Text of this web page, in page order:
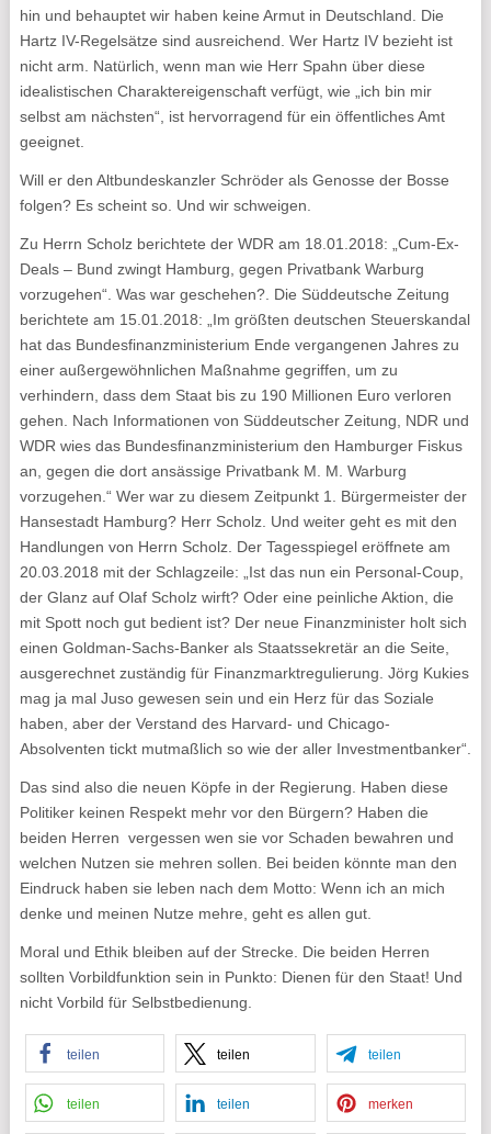
hin und behauptet wir haben keine Armut in Deutschland. Die
Hartz IV-Regelsätze sind ausreichend. Wer Hartz IV bezieht ist
nicht arm. Natürlich, wenn man wie Herr Spahn über diese
idealistischen Charaktereigenschaft verfügt, wie „ich bin mir
selbst am nächsten“, ist hervorragend für ein öffentliches Amt
geeignet.
Will er den Altbundeskanzler Schröder als Genosse der Bosse
folgen? Es scheint so. Und wir schweigen.
Zu Herrn Scholz berichtete der WDR am 18.01.2018: „Cum-Ex-
Deals – Bund zwingt Hamburg, gegen Privatbank Warburg
vorzugehen“. Was war geschehen?. Die Süddeutsche Zeitung
berichtete am 15.01.2018: „Im größten deutschen Steuerskandal
hat das Bundesfinanzministerium Ende vergangenen Jahres zu
einer außergewöhnlichen Maßnahme gegriffen, um zu
verhindern, dass dem Staat bis zu 190 Millionen Euro verloren
gehen. Nach Informationen von Süddeutscher Zeitung, NDR und
WDR wies das Bundesfinanzministerium den Hamburger Fiskus
an, gegen die dort ansässige Privatbank M. M. Warburg
vorzugehen.“ Wer war zu diesem Zeitpunkt 1. Bürgermeister der
Hansestadt Hamburg? Herr Scholz. Und weiter geht es mit den
Handlungen von Herrn Scholz. Der Tagesspiegel eröffnete am
20.03.2018 mit der Schlagzeile: „Ist das nun ein Personal-Coup,
der Glanz auf Olaf Scholz wirft? Oder eine peinliche Aktion, die
mit Spott noch gut bedient ist? Der neue Finanzminister holt sich
einen Goldman-Sachs-Banker als Staatssekretär an die Seite,
ausgerechnet zuständig für Finanzmarktregulierung. Jörg Kukies
mag ja mal Juso gewesen sein und ein Herz für das Soziale
haben, aber der Verstand des Harvard- und Chicago-
Absolventen tickt mutmaßlich so wie der aller Investmentbanker“.
Das sind also die neuen Köpfe in der Regierung. Haben diese
Politiker keinen Respekt mehr vor den Bürgern? Haben die
beiden Herren vergessen wen sie vor Schaden bewahren und
welchen Nutzen sie mehren sollen. Bei beiden könnte man den
Eindruck haben sie leben nach dem Motto: Wenn ich an mich
denke und meinen Nutze mehre, geht es allen gut.
Moral und Ethik bleiben auf der Strecke. Die beiden Herren
sollten Vorbildfunktion sein in Punkto: Dienen für den Staat! Und
nicht Vorbild für Selbstbedienung.
teilen teilen teilen
teilen teilen merken